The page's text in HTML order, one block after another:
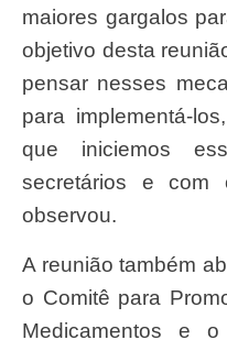
maiores gargalos
objetivo desta
pensar nesses
para implementá-
que iniciemos
secretários e com
observou.
A reunião também abordou outros temas como
o Comitê para
Medicamentos e